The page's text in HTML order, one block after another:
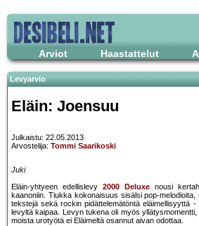
Arviot Haastattelut
Levyarvio
Eläin: Joensuu
Julkaistu: 22.05.2013
Arvostelija: Tommi Saarikoski
Juki
Eläin-yhtyeen edellislevy 2000 Deluxe nousi
kaanoniin. Tiukka kokonaisuus sisälsi pop-
tekstejä sekä rockin pidättelemätöntä eläimellisyyttä
levyltä kaipaa. Levyn tukena oli myös yllätysmomentti,
moista urotyötä ei Eläimeltä osannut aivan odottaa.